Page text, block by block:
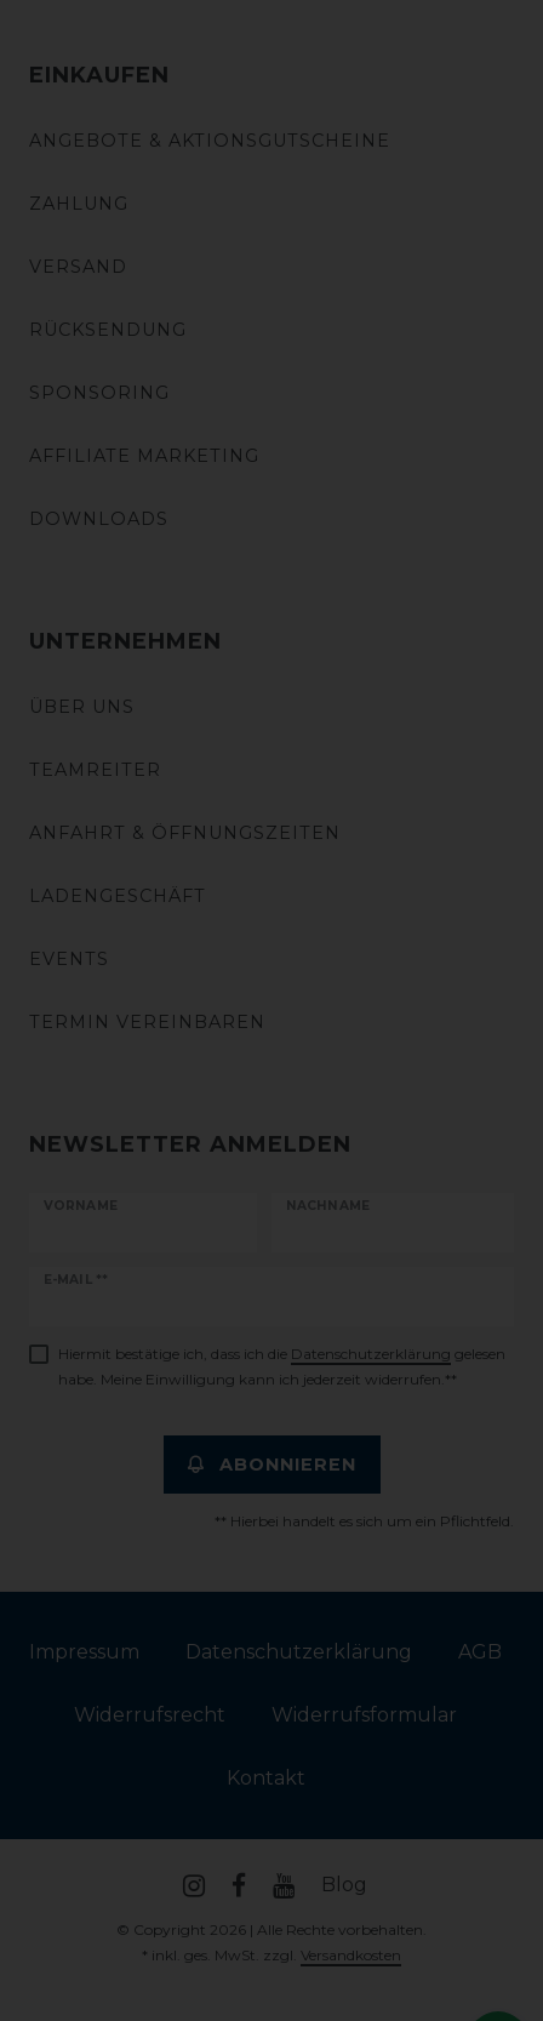
EINKAUFEN
ANGEBOTE & AKTIONSGUTSCHEINE
ZAHLUNG
VERSAND
RÜCKSENDUNG
SPONSORING
AFFILIATE MARKETING
DOWNLOADS
UNTERNEHMEN
ÜBER UNS
TEAMREITER
ANFAHRT & ÖFFNUNGSZEITEN
LADENGESCHÄFT
EVENTS
TERMIN VEREINBAREN
NEWSLETTER ANMELDEN
VORNAME NACHNAME
E-MAIL **
Newsletter
Hiermit bestätige ich, dass ich die Daten­schutz­erklärung gelesen
habe. Meine Einwilligung kann ich jederzeit widerrufen.**
ABONNIEREN
** Hierbei handelt es sich um ein Pflichtfeld.
Impressum Daten­schutz­erklärung AGB
Widerrufs­recht Widerrufs­formular
Kontakt
Blog
© Copyright 2026 | Alle Rechte vorbehalten.
* inkl. ges. MwSt. zzgl. Versandkosten